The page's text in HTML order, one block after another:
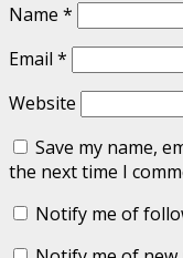
Name *
Email *
Website
Save my name,
the next time I
Notify me of